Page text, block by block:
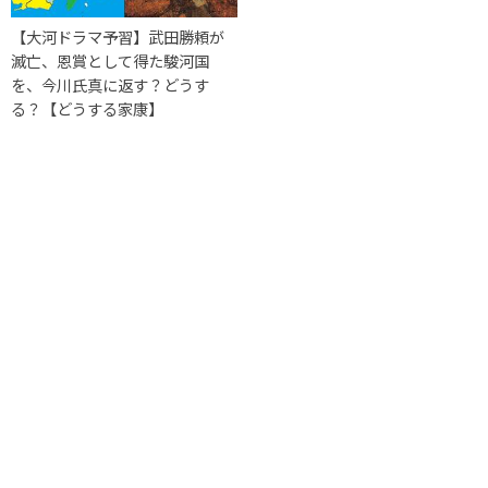
【大河ドラマ予習】武田勝頼が
滅亡、恩賞として得た駿河国
を、今川氏真に返す？どうす
る？【どうする家康】